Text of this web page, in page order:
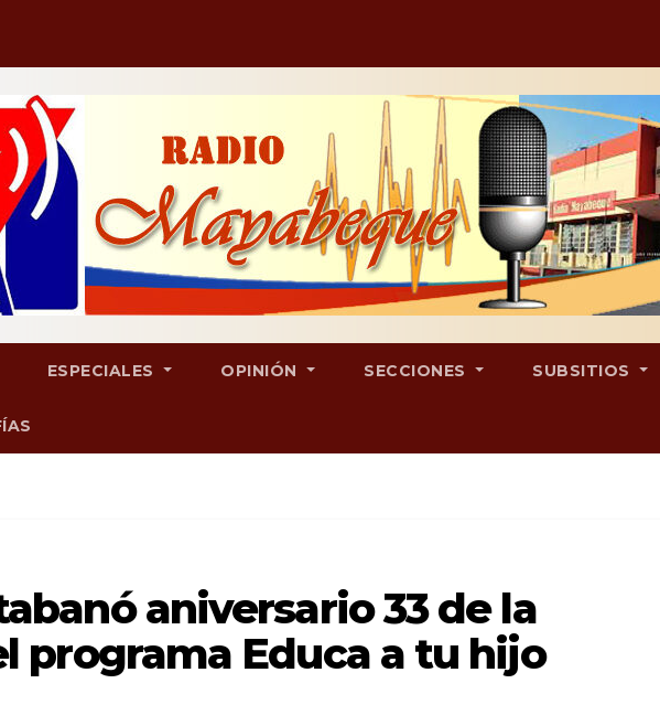
ESPECIALES OPINIÓN SECCIONES SUBSITIOS
aniversario 33 de la
programa Educa a tu hijo